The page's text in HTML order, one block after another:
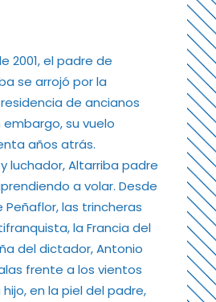
2001, el padre de
se arrojó por la
de ancianos
embargo, su vuelo
años atrás.
luchador, Altarriba padre
a volar. Desde
las trincheras
la Francia del
del dictador, Antonio
frente a los vientos
hijo, en la piel del padre,